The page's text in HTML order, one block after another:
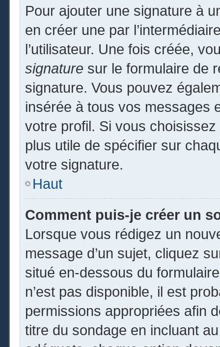
Pour ajouter une signature à
en créer une par
l’utilisateur. Une fois créée,
signature sur le formulaire de
signature. Vous pouvez
insérée à tous vos messages
votre profil. Si vous
plus utile de spécifier sur
votre signature.
Haut
Comment puis-je créer un
Lorsque vous rédigez un
message d’un sujet, cliquez
situé en-dessous du
n’est pas disponible, il est
permissions appropriées afin
titre du sondage en incluant